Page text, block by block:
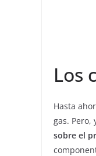
Los
Hasta
gas. Pero,
sobre el